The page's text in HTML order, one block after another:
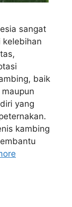
sangat
kelebihan
baik
yang
kambing